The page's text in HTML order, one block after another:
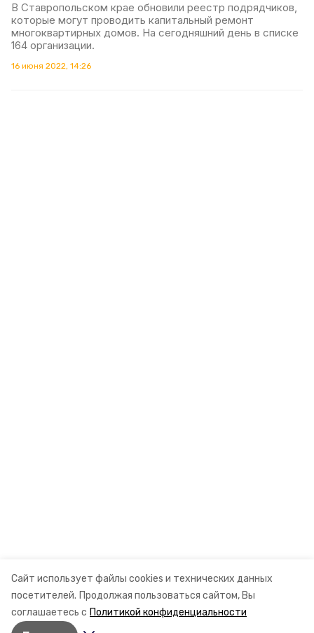
Сайт использует файлы cookies и технических данных
посетителей. Продолжая пользоваться сайтом, Вы
соглашаетесь с Политикой конфиденциальности
В Ставропольском крае обновили реестр подрядчиков,
которые могут проводить капитальный ремонт
многоквартирных домов. На сегодняшний день в списке
164 организации.
16 июня 2022, 14:26
Разделы